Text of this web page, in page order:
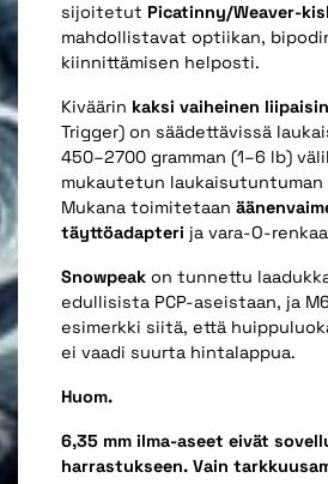
sijoitetut Picatinny/Weaver-
mahdollistavat optiikan,
kiinnittämisen helposti.
Kiväärin kaksi vaiheinen liipaisin
Trigger) on säädettävissä
450–2700 gramman (1–6 lb)
mukautetun laukaisutuntuman
Mukana toimitetaan
täyttöadapteri ja vara-O-
Snowpeak on tunnettu
edullisista PCP-aseistaan, ja
esimerkki siitä, että
ei vaadi suurta hintalappua.
Huom.
6,35 mm ilma-aseet eivät
harrastukseen. Vain